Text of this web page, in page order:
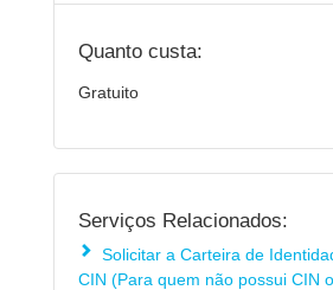
Quanto custa:
Gratuito
Serviços Relacionados:
Solicitar a Carteira de
CIN (Para quem não possui CIN